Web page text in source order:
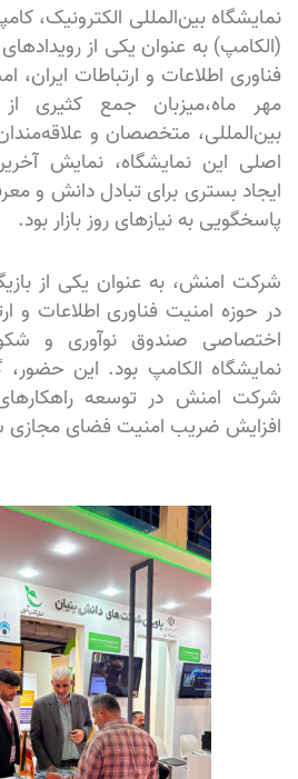
نمایشگاه بین‌المللی الکترونیک،
(الکامپ) به عنوان یکی از
مهر ماه،میزبان جمع کثیری
بین‌المللی، متخصصان و
اصلی این نمایشگاه، نمایش
ایجاد بستری برای تبادل دانش و
پاسخگویی به نیازهای روز بازار بود.
شرکت امنش، به عنوان یکی از
در حوزه امنیت فناوری اطلاعات و
اختصاصی صندوق نوآوری و
نمایشگاه الکامپ بود. این
شرکت امنش در توسعه راهکارهای
افزایش ضریب امنیت فضای مجازی